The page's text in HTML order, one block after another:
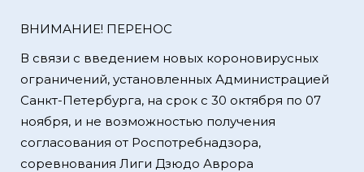
ВНИМАНИЕ! ПЕРЕНОС
В связи с введением новых короновирусных
ограничений, установленных Администрацией
Санкт-Петербурга, на срок с 30 октября по 07
ноября, и не возможностью получения
согласования от Роспотребнадзора,
соревнования Лиги Дзюдо Аврора